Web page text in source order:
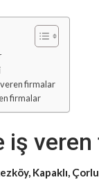
firmalar
firmalar
iş
Kapaklı,